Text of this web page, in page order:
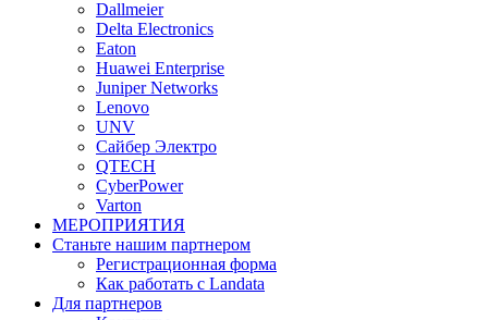
Dallmeier
Delta Electronics
Eaton
Huawei Enterprise
Juniper Networks
Lenovo
UNV
Сайбер Электро
QTECH
CyberPower
Varton
МЕРОПРИЯТИЯ
Станьте нашим партнером
Регистрационная форма
Как работать с Landata
Для партнеров